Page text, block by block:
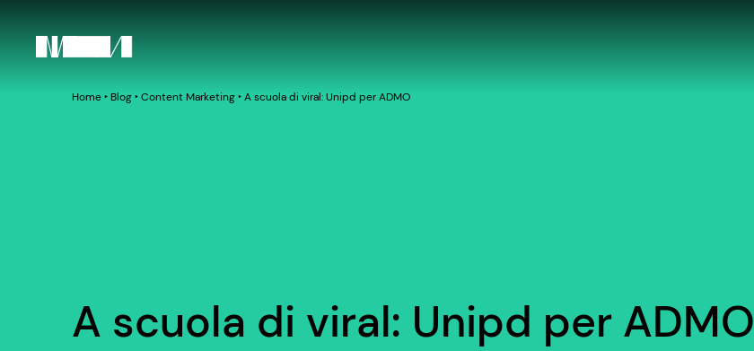
Home‣ Blog‣Content Marketing‣A scuola di viral: Unipd per ADMO
A scuola di viral: Unipd per ADMO